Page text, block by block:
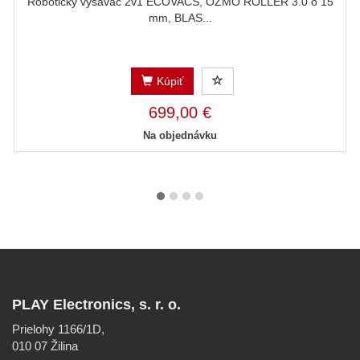
mm, BLAS...
Kúpiť
699,00 €
Na objednávku
PLAY Electronics, s. r. o.
Prielohy 1166/1D,
010 07 Žilina